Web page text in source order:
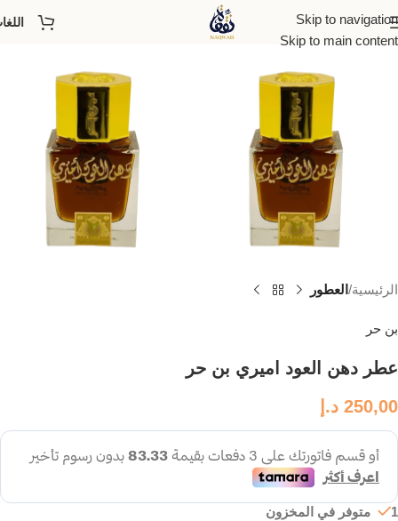
Skip to navigation
Skip to main content
الرئيسية العطور
بن حر
عطر دهن العود اميري بن حر
250,00 د.إ
1 متوفر في المخزون